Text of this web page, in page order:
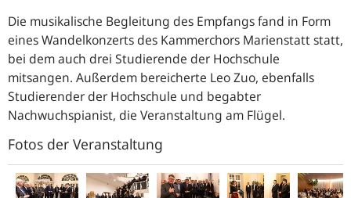
Die musikalische Begleitung des Empfangs fand in Form
eines Wandelkonzerts des Kammerchors Marienstatt statt,
bei dem auch drei Studierende der Hochschule
mitsangen. Außerdem bereicherte Leo Zuo, ebenfalls
Studierender der Hochschule und begabter
Nachwuchspianist, die Veranstaltung am Flügel.
Fotos der Veranstaltung